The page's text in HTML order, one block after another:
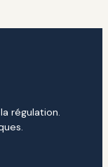
régulation.